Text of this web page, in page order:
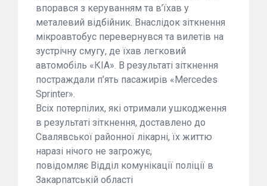
впорався з керуванням та в’їхав у
металевий відбійник. Внаслідок зіткнення
мікроавтобус перевернувся та вилетів на
зустрічну смугу, де їхав легковий
автомобіль «КІА». В результаті зіткнення
постраждали п’ять пасажирів «Mercedes
Sprinter».
Всіх потерпілих, які отримали ушкодження
в результаті зіткнення, доставлено до
Свалявської районної лікарні, їх життю
наразі нічого не загрожує,
повідомляє Відділ комунікації поліції в
Закарпатській області